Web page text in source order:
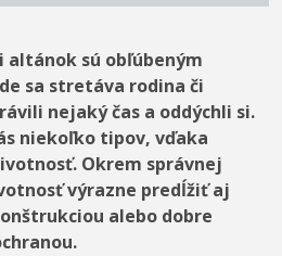
altánok sú obľúbeným
sa stretáva rodina či
nejaký čas a oddýchli si.
niekoľko tipov, vďaka
Okrem správnej
výrazne predĺžiť aj
alebo dobre